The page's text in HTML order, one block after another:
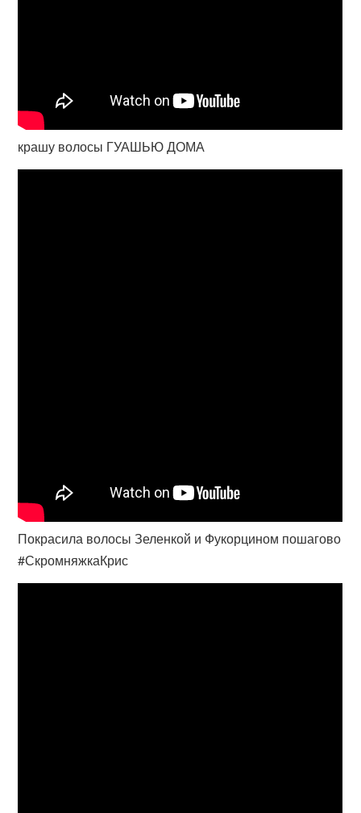
крашу волосы ГУАШЬЮ ДОМА
Покрасила волосы Зеленкой и Фукорцином пошагово
#СкромняжкаКрис